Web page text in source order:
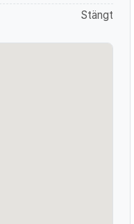
Stängt